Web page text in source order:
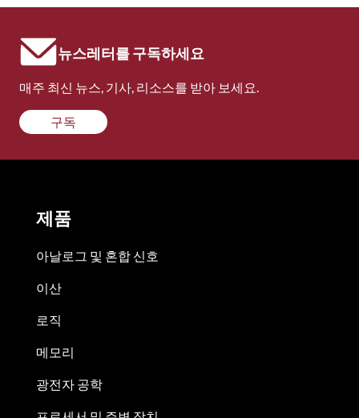
뉴스레터를 구독하세요
매주 최신 뉴스, 기사, 리소스를 받아 보세요.
구독
제품
아날로그 및 혼합 신호
이산
로직
메모리
광전자 공학